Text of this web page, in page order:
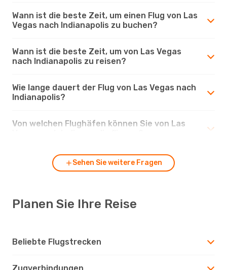
Wann ist die beste Zeit, um einen Flug von Las
Vegas nach Indianapolis zu buchen?
Wann ist die beste Zeit, um von Las Vegas
nach Indianapolis zu reisen?
Wie lange dauert der Flug von Las Vegas nach
Indianapolis?
Von welchen Flughäfen können Sie von Las
Sehen Sie weitere Fragen
Planen Sie Ihre Reise
Beliebte Flugstrecken